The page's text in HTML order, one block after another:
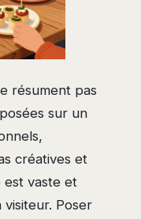
résument pas
sur un
créatives et
est vaste et
Poser